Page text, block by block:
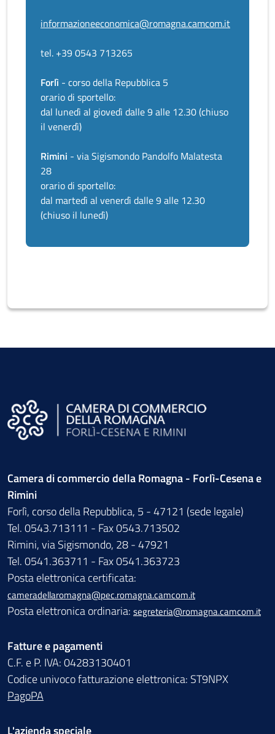
informazioneeconomica@romagna.camcom.it
tel. +39 0543 713265
Forlì - corso della Repubblica 5
orario di sportello:
dal lunedì al giovedì dalle 9 alle 12.30 (chiuso
il venerdì)
Rimini - via Sigismondo Pandolfo Malatesta
28
orario di sportello:
dal martedì al venerdì dalle 9 alle 12.30
(chiuso il lunedì)
Camera di commercio della Romagna - Forlì-Cesena e
Rimini
Forlì, corso della Repubblica, 5 - 47121 (sede legale)
Tel. 0543.713111 - Fax 0543.713502
Rimini, via Sigismondo, 28 - 47921
Tel. 0541.363711 - Fax 0541.363723
Posta elettronica certificata:
cameradellaromagna@pec.romagna.camcom.it
Posta elettronica ordinaria: segreteria@romagna.camcom.it
Fatture e pagamenti
C.F. e P. IVA: 04283130401
Codice univoco fatturazione elettronica: ST9NPX
PagoPA
L'azienda speciale